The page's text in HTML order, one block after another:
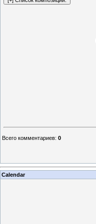
Всего комментариев: 0
Calendar